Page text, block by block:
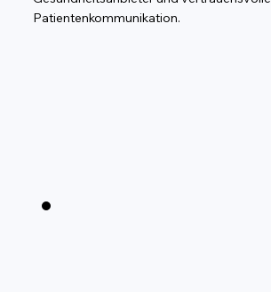
Patientenkommunikation.